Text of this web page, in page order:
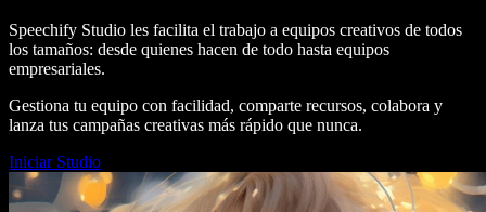
Speechify Studio les facilita el trabajo a equipos creativos de todos
los tamaños: desde quienes hacen de todo hasta equipos
empresariales.
Gestiona tu equipo con facilidad, comparte recursos, colabora y
lanza tus campañas creativas más rápido que nunca.
Iniciar Studio